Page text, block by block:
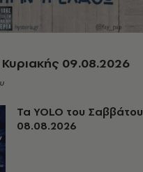
09.08.2026
Τα YOLO του Σαββάτου
08.08.2026